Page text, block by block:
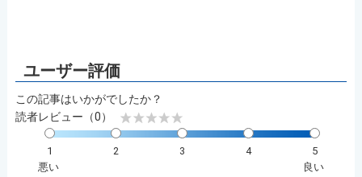
この記事はいかがでしたか？
読者レビュー（0）
1 2 3 4
5
悪い
良い